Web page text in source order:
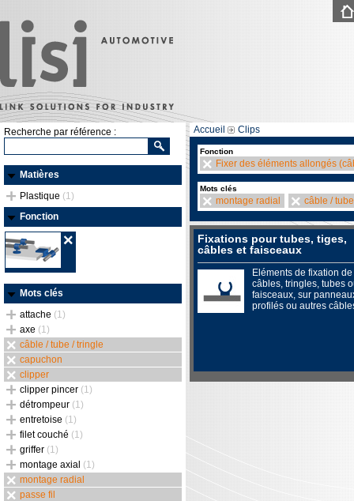
Recherche par référence :
Matières
Plastique (1)
Fonction
Mots clés
attache (1)
axe (1)
câble / tube / tringle
capuchon
clipper
clipper pincer (1)
détrompeur (1)
entretoise (1)
filet couché (1)
griffer (1)
montage axial (1)
montage radial
passe fil
Accueil Clips
Fonction
Fixer des éléments allongés
Mots clés
montage radial câble /
Fixations pour tubes, tiges,
câbles et faisceaux
Eléments de fixation de
câbles, tringles, tubes
faisceaux, sur
profilés ou autres